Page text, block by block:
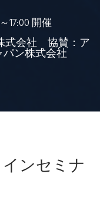
17:00 開催
式会社 協賛：ア
ン株式会社
ンセミナ